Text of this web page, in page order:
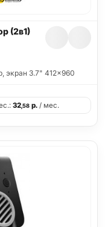
(2в1)
экран 3.7" 412x960
32,58 р. / мес.